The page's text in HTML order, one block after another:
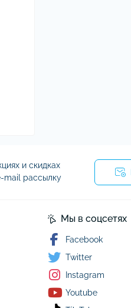
и скидках
mail рассылку
Мы в соцсетях
Facebook
Twitter
Instagram
Youtube